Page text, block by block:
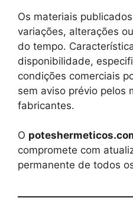
Os materiais
variações, alterações
do tempo.
disponibilidade,
condições comerciais
sem aviso prévio pelos
fabricantes.
O
compromete com
permanente de todos